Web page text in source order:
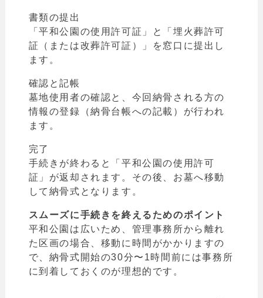
書類の提出
「平和公園の使用許可証」と「埋火葬許可
証（または改葬許可証）」を窓口に提出し
ます。
確認と記帳
墓地使用者の確認と、今回納骨される方の
情報の登録（納骨台帳への記載）が行われ
ます。
完了
手続きが終わると「平和公園の使用許可
証」が返却されます。その後、お墓へ移動
して納骨式となります。
スムーズに手続きを終えるためのポイント
平和公園は広いため、管理事務所から離れ
た区画の場合、移動に時間がかかりますの
で、納骨式開始の30分〜1時間前には事務所
に到着しておくのが理想的です。